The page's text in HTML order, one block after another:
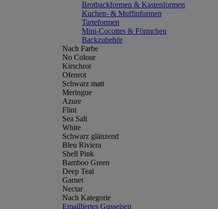
Brotbackformen & Kastenformen
Kuchen- & Muffinformen
Tarteformen
Mini-Cocottes & Förmchen
Backzubehör
Nach Farbe
No Colour
Kirschrot
Ofenrot
Schwarz matt
Meringue
Azure
Flint
Sea Salt
White
Schwarz glänzend
Bleu Riviera
Shell Pink
Bamboo Green
Deep Teal
Garnet
Nectar
Nach Kategorie
Emailliertes Gusseisen